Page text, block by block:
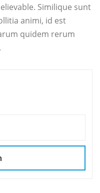
Similique sunt
animi, id est
quidem rerum